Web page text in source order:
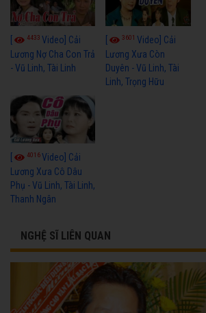
4433 Video] Cải
Lương Nợ Cha Con Trả
- Vũ Linh, Tài Linh
3601Video] Cải
Lương Xưa Còn
Duyên - Vũ Linh, Tài
Linh, Trọng Hữu
[ 4016Video] Cải
Lương Xưa Cô Dâu
Phụ - Vũ Linh, Tài Linh,
Thanh Ngân
NGHỆ SĨ LIÊN QUAN